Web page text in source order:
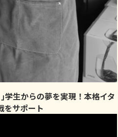
学生からの夢を実現！本格イタ
をサポート